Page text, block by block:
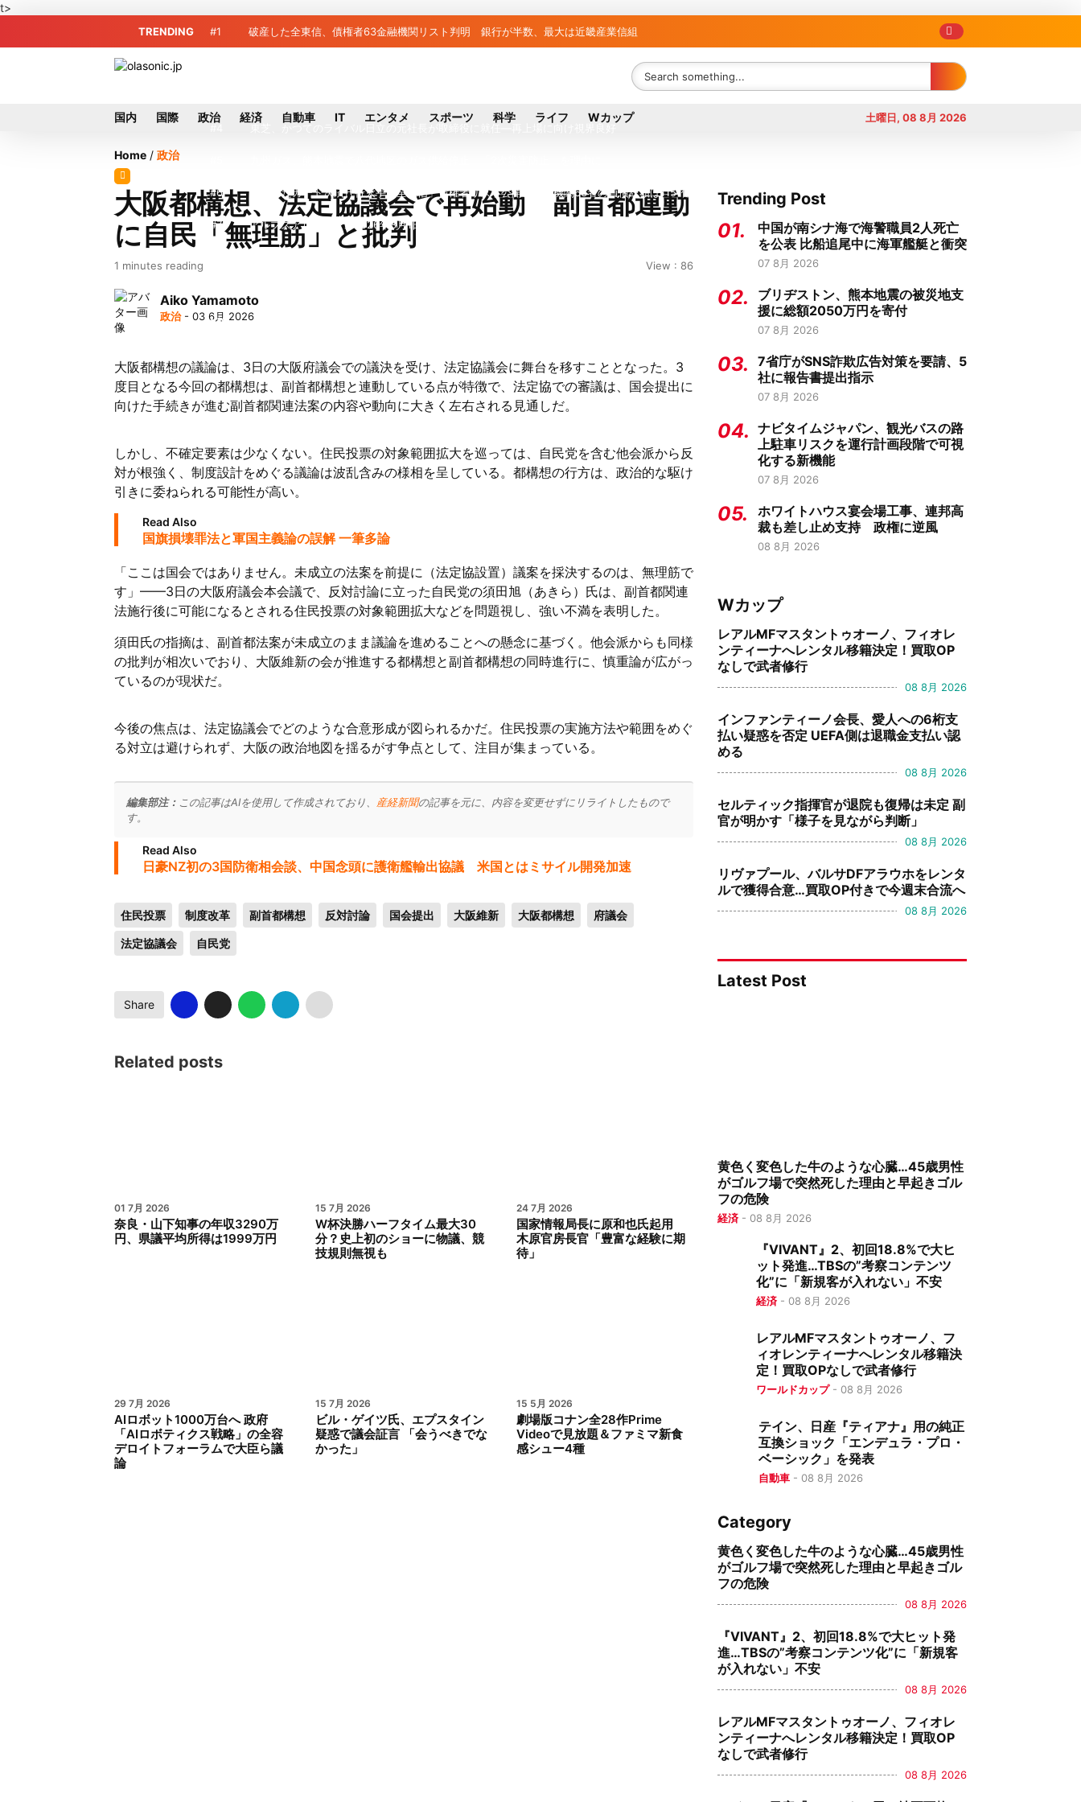
t>
TRENDING #1 破産した全東信、債権者63金融機関リスト判明 銀行が半数、最大は近畿産業信組
#6 破産したカード決済代行大手「全東信」債権者リスト公開、金融機関63者の負債総額は1151億円
#7 アルプスアルパイン、2026年8月1日付人事異動を発表
#10
国内 国際 政治 経済 自動車 IT エンタメ スポーツ 科学 ライフ Wカップ 土曜日, 08 8月 2026
Home / 政治
大阪都構想、法定協議会で再始動 副首都連動
に自民「無理筋」と批判
1 minutes reading View : 86
Aiko Yamamoto
政治- 03 6月 2026
大阪都構想の議論は、3日の大阪府議会での議決を受け、法定協議会に舞台を移すこととなった。3
度目となる今回の都構想は、副首都構想と連動している点が特徴で、法定協での審議は、国会提出に
向けた手続きが進む副首都関連法案の内容や動向に大きく左右される見通しだ。
しかし、不確定要素は少なくない。住民投票の対象範囲拡大を巡っては、自民党を含む他会派から反
対が根強く、制度設計をめぐる議論は波乱含みの様相を呈している。都構想の行方は、政治的な駆け
引きに委ねられる可能性が高い。
Read Also
国旗損壊罪法と軍国主義論の誤解 一筆多論
「ここは国会ではありません。未成立の法案を前提に（法定協設置）議案を採決するのは、無理筋で
す」——3日の大阪府議会本会議で、反対討論に立った自民党の須田旭（あきら）氏は、副首都関連
法施行後に可能になるとされる住民投票の対象範囲拡大などを問題視し、強い不満を表明した。
須田氏の指摘は、副首都法案が未成立のまま議論を進めることへの懸念に基づく。他会派からも同様
の批判が相次いでおり、大阪維新の会が推進する都構想と副首都構想の同時進行に、慎重論が広がっ
ているのが現状だ。
今後の焦点は、法定協議会でどのような合意形成が図られるかだ。住民投票の実施方法や範囲をめぐ
る対立は避けられず、大阪の政治地図を揺るがす争点として、注目が集まっている。
編集部注： この記事はAIを使用して作成されており、 産経新聞の記事を元に、内容を変更せずにリライトしたもので
す。
Read Also
日豪NZ初の3国防衛相会談、中国念頭に護衛艦輸出協議 米国とはミサイル開発加速
住民投票 制度改革 副首都構想 反対討論 国会提出 大阪維新 大阪都構想 府議会
法定協議会 自民党
Share
Related posts
01 7月 2026
奈良・山下知事の年収3290万
円、県議平均所得は1999万円
15 7月 2026
W杯決勝ハーフタイム最大30
分？史上初のショーに物議、競
技規則無視も
24 7月 2026
国家情報局長に原和也氏起用
木原官房長官「豊富な経験に期
待」
29 7月 2026
AIロボット1000万台へ 政府
「AIロボティクス戦略」の全容
デロイトフォーラムで大臣ら議
論
15 7月 2026
ビル・ゲイツ氏、エプスタイン
疑惑で議会証言 「会うべきでな
かった」
15 5月 2026
劇場版コナン全28作Prime
Videoで見放題＆ファミマ新食
感シュー4種
Trending Post
01.
中国が南シナ海で海警職員2人死亡
を公表 比船追尾中に海軍艦艇と衝突
07 8月 2026
02.
ブリヂストン、熊本地震の被災地支
援に総額2050万円を寄付
07 8月 2026
03.
7省庁がSNS詐欺広告対策を要請、5
社に報告書提出指示
07 8月 2026
04. ナビタイムジャパン、観光バスの路
上駐車リスクを運行計画段階で可視
化する新機能
07 8月 2026
05.
ホワイトハウス宴会場工事、連邦高
裁も差し止め支持 政権に逆風
08 8月 2026
Wカップ
レアルMFマスタントゥオーノ、フィオレ
ンティーナへレンタル移籍決定！買取OP
なしで武者修行
08 8月 2026
インファンティーノ会長、愛人への6桁支
払い疑惑を否定 UEFA側は退職金支払い認
める
08 8月 2026
セルティック指揮官が退院も復帰は未定 副
官が明かす「様子を見ながら判断」
08 8月 2026
リヴァプール、バルサDFアラウホをレンタ
ルで獲得合意…買取OP付きで今週末合流へ
08 8月 2026
Latest Post
黄色く変色した牛のような心臓…45歳男性
がゴルフ場で突然死した理由と早起きゴル
フの危険
経済 - 08 8月 2026
『VIVANT』2、初回18.8%で大ヒ
ット発進…TBSの”考察コンテンツ
化”に「新規客が入れない」不安
経済- 08 8月 2026
レアルMFマスタントゥオーノ、フ
ィオレンティーナへレンタル移籍決
定！買取OPなしで武者修行
ワールドカップ-08 8月 2026
テイン、日産『ティアナ』用の純正
互換ショック「エンデュラ・プロ・
ベーシック」を発表
自動車- 08 8月 2026
Category
黄色く変色した牛のような心臓…45歳男性
がゴルフ場で突然死した理由と早起きゴル
フの危険
08 8月 2026
『VIVANT』2、初回18.8%で大ヒット発
進…TBSの”考察コンテンツ化”に「新規客
が入れない」不安
08 8月 2026
レアルMFマスタントゥオーノ、フィオレ
ンティーナへレンタル移籍決定！買取OP
なしで武者修行
08 8月 2026